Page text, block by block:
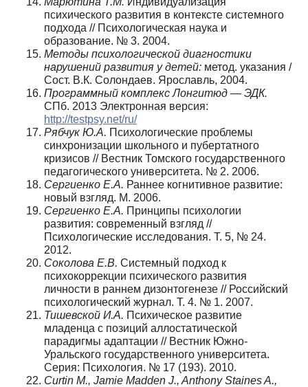
психического развития в контексте системного
подхода // Психологическая наука и
образование. № 3. 2004.
Методы психологической диагностики
нарушений развития у детей: метод. указания /
Сост. В.К. Солондаев. Ярославль, 2004.
Программный комплекс Лонгитюд — ЭДК.
СПб. 2013 Электронная версия:
http://testpsy.net/ru/
Рябчук Ю.А. Психологические проблемы
синхронизации школьного и пубертатного
кризисов // Вестник Томского государственного
педагогического университета. № 2. 2006.
Сергиенко Е.А. Раннее когнитивное развитие:
новый взгляд. М. 2006.
Сергиенко Е.А. Принципы психологии
развития: современный взгляд //
Психологические исследования. Т. 5, № 24.
2012.
Соколова Е.В. Системный подход к
психокоррекции психического развития
личности в раннем дизонтогенезе // Российский
психологический журнал. Т. 4. № 1. 2007.
Тишевской И.А. Психическое развитие
младенца с позиций аллостатической
парадигмы адаптации // Вестник Южно-
Уральского государственного университета.
Серия: Психология. № 17 (193). 2010.
Curtin M., Jamie Madden J., Anthony Staines A.,